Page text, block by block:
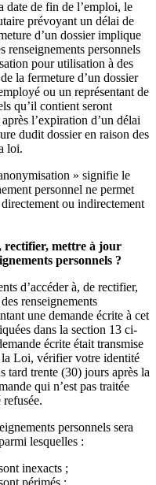
date de fin de l’emploi, le
prévoyant un délai de
d’un dossier implique
renseignements personnels
pour utilisation à des
la fermeture d’un dossier
ou un représentant de
qu’il contient seront
l’expiration d’un délai
dudit dossier en raison des
loi.
» signifie le
personnel ne permet
ou indirectement
rectifier, mettre à jour
personnels ?
d’accéder à, de rectifier,
renseignements
une demande écrite à cet
dans la section 13 ci-
écrite était transmise
la Loi, vérifier votre identité
tard trente (30) jours après la
qui n’est pas traitée
personnels sera
lesquelles :
inexacts ;
périmés ;